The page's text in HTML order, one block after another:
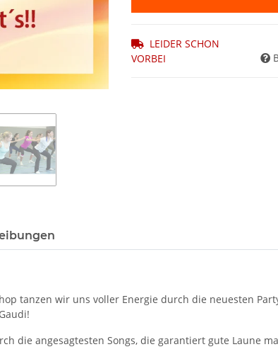
LEIDER SCHON
VORBEI
tanzen wir uns voller Energie durch die neuesten
die angesagtesten Songs, die garantiert gute Laune